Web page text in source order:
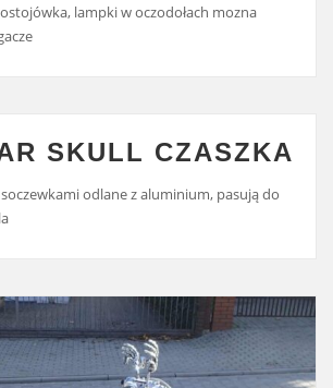
lampki w oczodołach mozna
SKULL CZASZKA
odlane z aluminium, pasują do